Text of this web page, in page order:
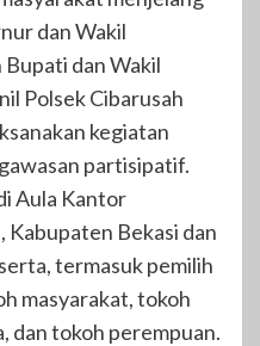
dan Wakil
dan Wakil
Polsek Cibarusah
kegiatan
partisipatif.
Aula Kantor
Kabupaten Bekasi dan
termasuk pemilih
masyarakat, tokoh
dan tokoh perempuan.